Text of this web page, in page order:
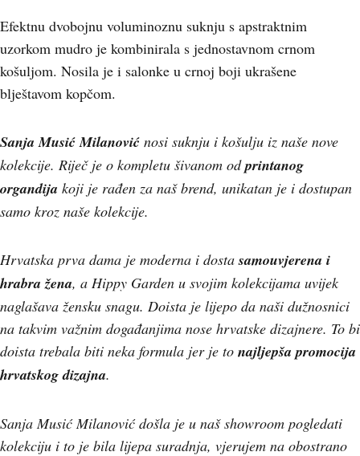
Efektnu dvobojnu voluminoznu suknju s apstraktnim
uzorkom mudro je kombinirala s jednostavnom crnom
košuljom. Nosila je i salonke u crnoj boji ukrašene
blještavom kopčom.
Sanja Musić Milanović nosi suknju i košulju iz naše nove
kolekcije. Riječ je o kompletu šivanom odprintanog
organdija koji je rađen za naš brend, unikatan je i dostupan
samo kroz naše kolekcije.
Hrvatska prva dama je moderna i dostasamouvjerena i
hrabra žena, a Hippy Garden u svojim kolekcijama uvijek
naglašava žensku snagu. Doista je lijepo da naši dužnosnici
na takvim važnim događanjima nose hrvatske dizajnere. To bi
doista trebala biti neka formula jer je to najljepša promocija
hrvatskog dizajna.
Sanja Musić Milanović došla je u naš showroom pogledati
kolekciju i to je bila lijepa suradnja, vjerujem na obostrano